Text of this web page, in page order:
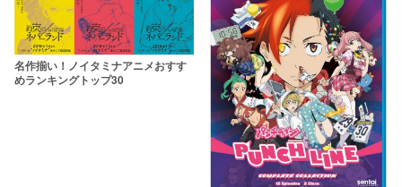
名作揃い！ノイタミナアニメおすす
めランキングトップ30